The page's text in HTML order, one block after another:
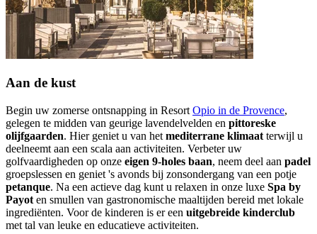
Aan de kust
Begin uw zomerse ontsnapping in Resort Opio in de Provence,
gelegen te midden van geurige lavendelvelden en pittoreske
olijfgaarden. Hier geniet u van het mediterrane klimaat terwijl u
deelneemt aan een scala aan activiteiten. Verbeter uw
golfvaardigheden op onze eigen 9-holes baan, neem deel aan padel
groepslessen en geniet 's avonds bij zonsondergang van een potje
petanque. Na een actieve dag kunt u relaxen in onze luxe Spa by
Payot en smullen van gastronomische maaltijden bereid met lokale
ingrediënten. Voor de kinderen is er een uitgebreide kinderclub
met tal van leuke en educatieve activiteiten.